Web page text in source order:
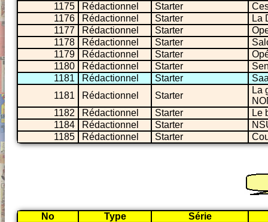
1175
Rédactionnel Starter
1176
Rédactionnel Starter
La
1177
Rédactionnel Starter
1178
Rédactionnel Starter
1179
Rédactionnel Starter
1180
Rédactionnel Starter
1181
Rédactionnel Starter
1181
Rédactionnel Starter
La
1182
Rédactionnel Starter
Le
1184
Rédactionnel Starter
1185
Rédactionnel Starter
No Type
Série